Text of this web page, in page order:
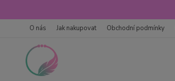
O nás Jak nakupovat Obchodní podmínky